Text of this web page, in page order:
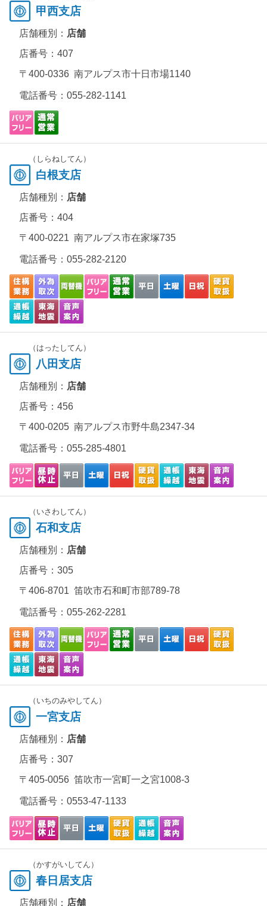
甲西支店
店舗種別： 店舗
店番号：407
〒400-0336 南アルプス市十日市場1140
電話番号： 055-282-1141
（しらねしてん）
白根支店
店舗種別： 店舗
店番号：404
〒400-0221 南アルプス市在家塚735
電話番号： 055-282-2120
（はったしてん）
八田支店
店舗種別： 店舗
店番号：456
〒400-0205 南アルプス市野牛島2347-34
電話番号： 055-285-4801
（いさわしてん）
石和支店
店舗種別： 店舗
店番号：305
〒406-8701 笛吹市石和町市部789-78
電話番号： 055-262-2281
（いちのみやしてん）
一宮支店
店舗種別： 店舗
店番号：307
〒405-0056 笛吹市一宮町一之宮1008-3
電話番号： 0553-47-1133
（かすがいしてん）
春日居支店
店舗種別： 店舗